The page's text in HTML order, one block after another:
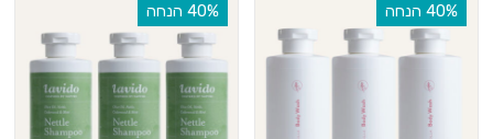
‫40% הנחה ‫40% הנחה